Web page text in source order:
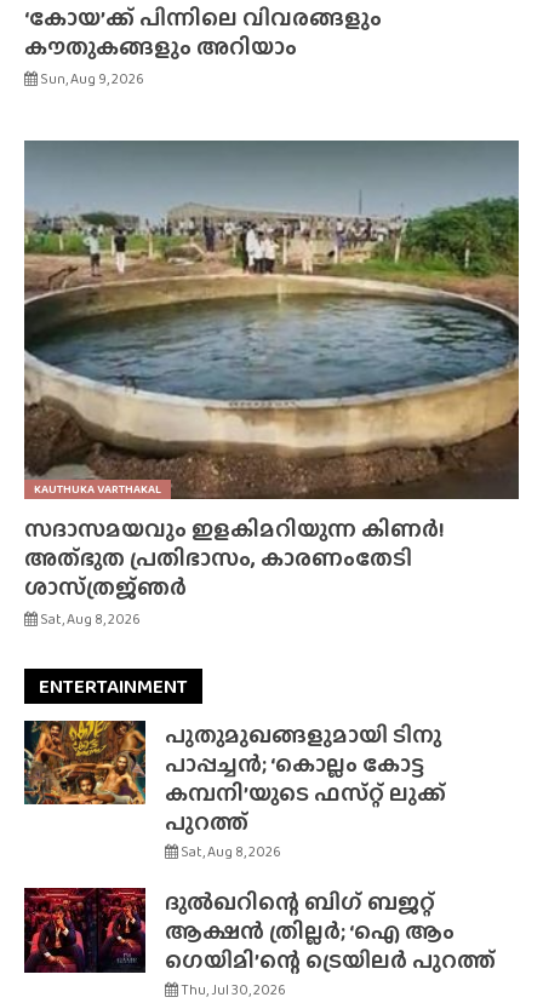
‘കോയ’ക്ക് പിന്നിലെ വിവരങ്ങളും
കൗതുകങ്ങളും അറിയാം
Sun, Aug 9, 2026
KAUTHUKA VARTHAKAL
സദാസമയവും ഇളകിമറിയുന്ന കിണർ!
അത്‌ഭുത പ്രതിഭാസം, കാരണംതേടി
ശാസ്‌ത്രജ്‌ഞർ
Sat, Aug 8, 2026
ENTERTAINMENT
പുതുമുഖങ്ങളുമായി ടിനു
പാപ്പച്ചൻ; ‘കൊല്ലം കോട്ട
കമ്പനി’യുടെ ഫസ്‌റ്റ് ലുക്ക്
പുറത്ത്
Sat, Aug 8, 2026
ദുൽഖറിന്റെ ബിഗ് ബജറ്റ്
ആക്ഷൻ ത്രില്ലർ; ‘ഐ ആം
ഗെയിമി’ന്റെ ട്രെയിലർ പുറത്ത്
Thu, Jul 30, 2026